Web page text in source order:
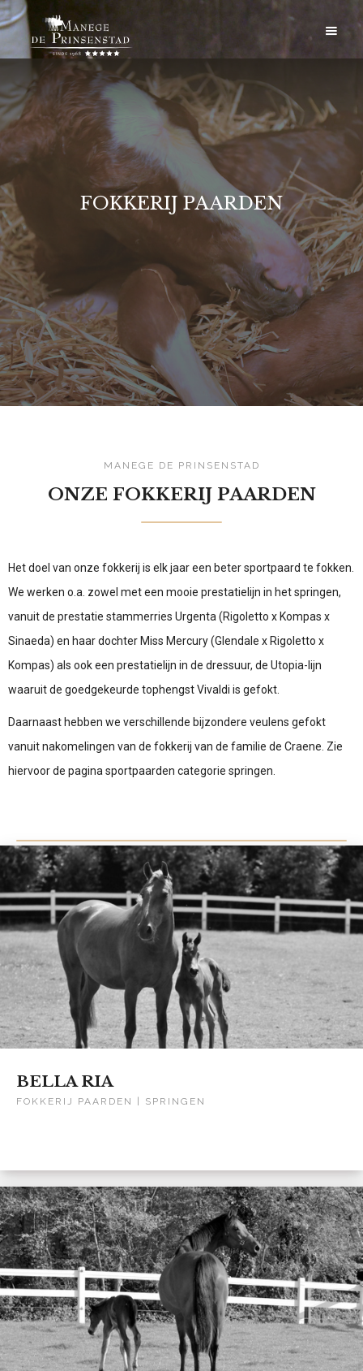
FOKKERIJ PAARDEN
MANEGE DE PRINSENSTAD
ONZE FOKKERIJ PAARDEN
Het doel van onze fokkerij is elk jaar een beter sportpaard te fokken.
We werken o.a. zowel met een mooie prestatielijn in het springen,
vanuit de prestatie stammerries Urgenta (Rigoletto x Kompas x
Sinaeda) en haar dochter Miss Mercury (Glendale x Rigoletto x
Kompas) als ook een prestatielijn in de dressuur, de Utopia-lijn
waaruit de goedgekeurde tophengst Vivaldi is gefokt.
Daarnaast hebben we verschillende bijzondere veulens gefokt
vanuit nakomelingen van de fokkerij van de familie de Craene. Zie
hiervoor de pagina sportpaarden categorie springen.
BELLA RIA
FOKKERIJ PAARDEN | SPRINGEN